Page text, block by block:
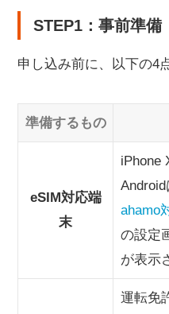
STEP1：事前準備
申し込み前に、以下の4
準備するもの
eSIM対応端
末
iPhone
Android
ahamo
の設定
が表示
運転免